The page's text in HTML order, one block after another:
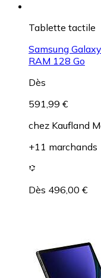
Tablette tactile
Samsung
RAM 128 Go
Dès
591,99 €
chez Kaufland
+11 marchands
Dès 496,00 €